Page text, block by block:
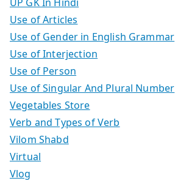
Use of Articles
Use of Gender in English Grammar
Use of Interjection
Use of Person
Use of Singular And Plural Number
Vegetables Store
Verb and Types of Verb
Vilom Shabd
Virtual
Vlog